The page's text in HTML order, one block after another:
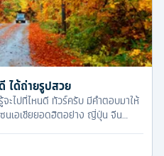
ได้ถ่ายรูปสวย
ะไปที่ไหนดี ทัวร์ครับ มีคำตอบมาให้
นเอเชียยอดฮิตอย่าง ญี่ปุ่น จีน